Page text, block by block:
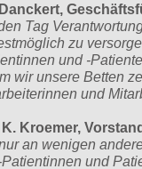
Tag
zu
und -
wir unsere Betten
und
K. Kroemer,
an wenigen
und